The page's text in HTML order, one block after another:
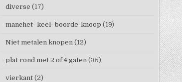
diverse (17)
manchet- keel- boorde-knoop (19)
Niet metalen knopen (12)
plat rond met 2 of 4 gaten (35)
vierkant (2)